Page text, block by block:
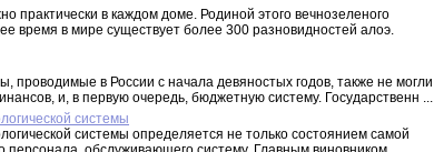
практически в каждом доме. Родиной этого вечнозеленого
время в мире существует более 300 разновидностей алоэ.
проводимые в России с начала девяностых годов, также не могли
и, в первую очередь, бюджетную систему. Государственн ...
системы
системы определяется не только состоянием самой